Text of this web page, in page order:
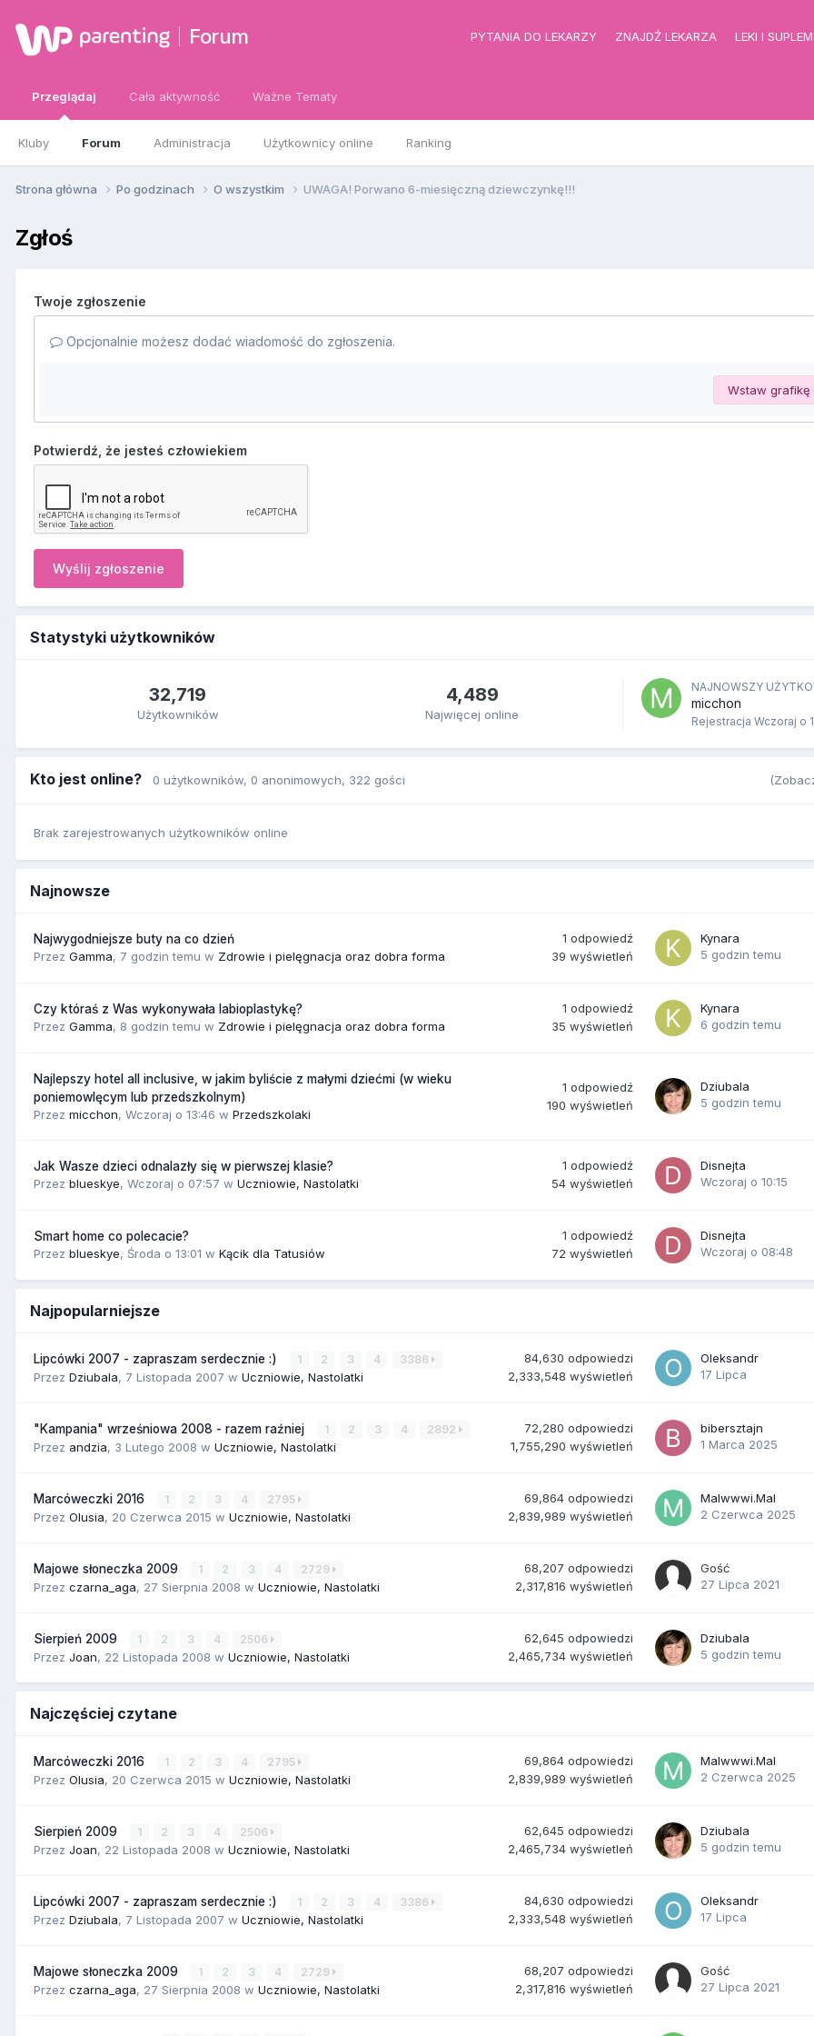
Forum PYTANIA DO LEKARZY ZNAJDŹ LEKARZA LEKI I
Przeglądaj
Kluby Forum Administracja Użytkownicy online Ranking
Cała aktywność Ważne Tematy
Strona główna Po godzinach O wszystkim UWAGA! Porwano 6-miesięczną dziewczynkę!!!
Zgłoś
Twoje zgłoszenie
Opcjonalnie możesz dodać wiadomość do zgłoszenia.
Wstaw grafikę
Potwierdź, że jesteś człowiekiem
Wyślij zgłoszenie
Statystyki użytkowników
32,719
Użytkowników
4,489
Najwięcej online
NAJNOWSZY
micchon
Rejestracja Wczoraj o
Kto jest online? 0 użytkowników, 0 anonimowych, 322 gości
Brak zarejestrowanych użytkowników online
Najnowsze
Najwygodniejsze buty na co dzień
Przez Gamma, 7 godzin temu w Zdrowie i pielęgnacja oraz dobra forma
1 odpowiedź
39 wyświetleń
Kynara
5 godzin temu
Czy któraś z Was wykonywała labioplastykę?
Przez Gamma, 8 godzin temu w Zdrowie i pielęgnacja oraz dobra forma
1 odpowiedź
35 wyświetleń
Kynara
6 godzin temu
Najlepszy hotel all inclusive, w jakim byliście z małymi dziećmi (w wieku
poniemowlęcym lub przedszkolnym)
Przez micchon, Wczoraj o 13:46 w Przedszkolaki
1 odpowiedź
190 wyświetleń
Dziubala
5 godzin temu
Jak Wasze dzieci odnalazły się w pierwszej klasie?
Przez blueskye, Wczoraj o 07:57 w Uczniowie, Nastolatki
1 odpowiedź
54 wyświetleń
Disnejta
Wczoraj o 10:15
Smart home co polecacie?
Przez blueskye, Środa o 13:01 w Kącik dla Tatusiów
1 odpowiedź
72 wyświetleń
Disnejta
Wczoraj o 08:48
Najpopularniejsze
Lipcówki 2007 - zapraszam serdecznie :) 1 2 3 4 3386
Przez Dziubala, 7 Listopada 2007 w Uczniowie, Nastolatki
84,630 odpowiedzi
2,333,548 wyświetleń
Oleksandr
17 Lipca
"Kampania" wrześniowa 2008 - razem raźniej 1 2 3 4 2892
Przez andzia, 3 Lutego 2008 w Uczniowie, Nastolatki
72,280 odpowiedzi
1,755,290 wyświetleń
bibersztajn
1 Marca 2025
Marcóweczki 2016 1 2 3 4 2795
Przez Olusia, 20 Czerwca 2015 w Uczniowie, Nastolatki
69,864 odpowiedzi
2,839,989 wyświetleń
Malwwwi.Mal
2 Czerwca 2025
Majowe słoneczka 2009 1 2 3 4 2729
Przez czarna_aga, 27 Sierpnia 2008 w Uczniowie, Nastolatki
68,207 odpowiedzi
2,317,816 wyświetleń
Gość
27 Lipca 2021
Sierpień 2009 1 2 3 4 2506
Przez Joan, 22 Listopada 2008 w Uczniowie, Nastolatki
62,645 odpowiedzi
2,465,734 wyświetleń
Dziubala
5 godzin temu
Najczęściej czytane
Marcóweczki 2016 1 2 3 4 2795
Przez Olusia, 20 Czerwca 2015 w Uczniowie, Nastolatki
69,864 odpowiedzi
2,839,989 wyświetleń
Malwwwi.Mal
2 Czerwca 2025
Sierpień 2009 1 2 3 4 2506
Przez Joan, 22 Listopada 2008 w Uczniowie, Nastolatki
62,645 odpowiedzi
2,465,734 wyświetleń
Dziubala
5 godzin temu
Lipcówki 2007 - zapraszam serdecznie :) 1 2 3 4 3386
Przez Dziubala, 7 Listopada 2007 w Uczniowie, Nastolatki
84,630 odpowiedzi
2,333,548 wyświetleń
Oleksandr
17 Lipca
Majowe słoneczka 2009 1 2 3 4 2729
Przez czarna_aga, 27 Sierpnia 2008 w Uczniowie, Nastolatki
68,207 odpowiedzi
2,317,816 wyświetleń
Gość
27 Lipca 2021